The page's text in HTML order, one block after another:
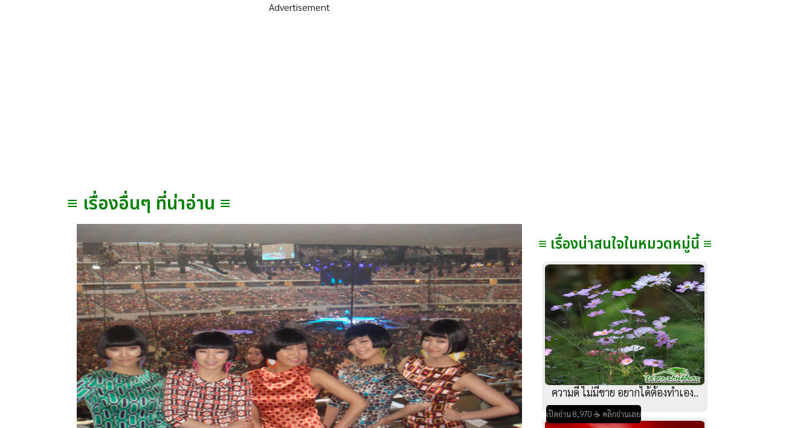
Advertisement
≡ เรื่องอื่นๆ ที่น่าอ่าน ≡
≡ เรื่องน่าสนใจในหมวดหมู่นี้ ≡
ความดี ไม่มีขาย อยากได้ต้องทำเอง..
เปิดอ่าน 8,970 ☕ คลิกอ่านเลย